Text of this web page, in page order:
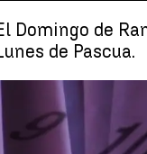
Domingo de
de Pascua.